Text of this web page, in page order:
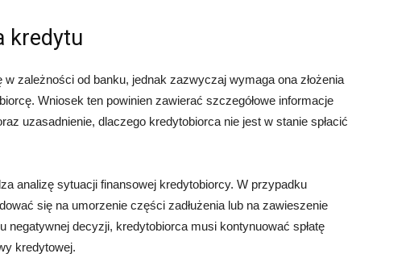
kredytu
zależności od banku, jednak zazwyczaj wymaga ona złożenia
Wniosek ten powinien zawierać szczegółowe informacje
uzasadnienie, dlaczego kredytobiorca nie jest w stanie spłacić
analizę sytuacji finansowej kredytobiorcy. W przypadku
się na umorzenie części zadłużenia lub na zawieszenie
negatywnej decyzji, kredytobiorca musi kontynuować spłatę
kredytowej.